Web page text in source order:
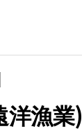
洋漁業)